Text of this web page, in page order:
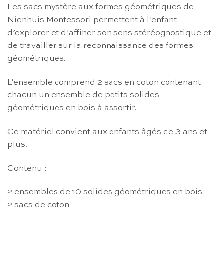
Les sacs mystère aux formes géométriques de
Nienhuis Montessori permettent à l’enfant
d’explorer et d’affiner son sens stéréognostique et
de travailler sur la reconnaissance des formes
géométriques.
L’ensemble comprend 2 sacs en coton contenant
chacun un ensemble de petits solides
géométriques en bois à assortir.
Ce matériel convient aux enfants âgés de 3 ans et
plus.
Contenu :
2 ensembles de 10 solides géométriques en bois
2 sacs de coton